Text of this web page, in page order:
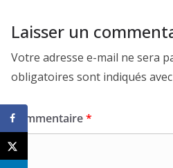
Laisser un
Votre adresse e-mail ne sera
obligatoires sont indiqués avec
Commentaire*